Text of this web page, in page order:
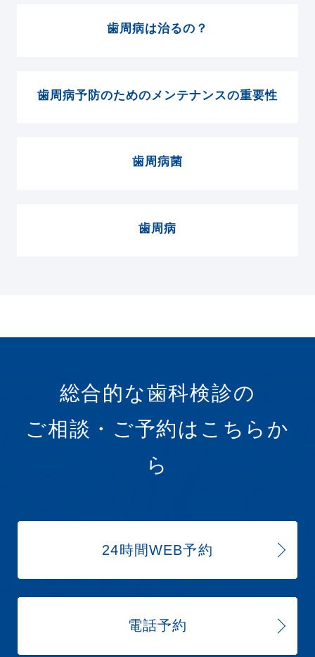
歯周病は治るの？
歯周病予防のためのメンテナンスの重要性
歯周病菌
歯周病
総合的な歯科検診の
ご相談・ご予約はこちらか
ら
24時間WEB予約
電話予約